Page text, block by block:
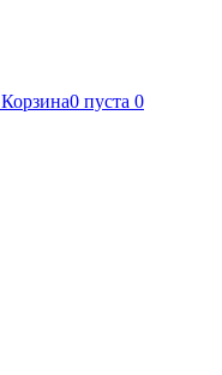
Корзина0 пуста 0